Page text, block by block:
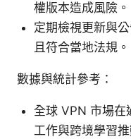
權版本造成風險。
定期檢視更新與
且符合當地法規。
數據與統計參考：
全球 VPN 市場在
工作與跨境學習